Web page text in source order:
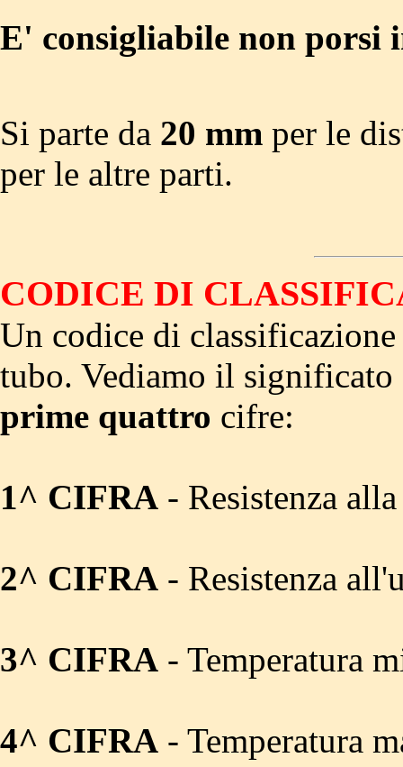
E' consigliabile non porsi
Si parte da 20 mm per le
per le altre parti.
CODICE DI
Un codice di
tubo. Vediamo il
prime quattro cifre:
1^ CIFRA - Resistenza
2^ CIFRA - Resistenza
3^ CIFRA - Temperatura
4^ CIFRA - Temperatura